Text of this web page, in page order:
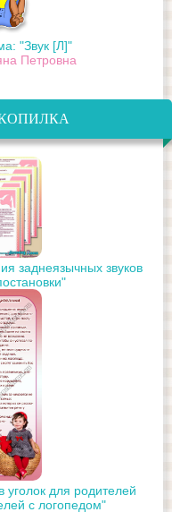
"Звук [Л]"
Петровна
заднеязычных звуков
уголок для родителей
с логопедом"